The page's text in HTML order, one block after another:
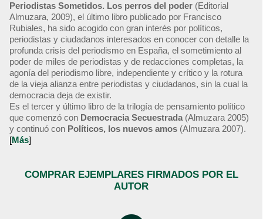
Periodistas Sometidos. Los perros del poder (Editorial
Almuzara, 2009), el último libro publicado por Francisco
Rubiales, ha sido acogido con gran interés por políticos,
periodistas y ciudadanos interesados en conocer con detalle la
profunda crisis del periodismo en España, el sometimiento al
poder de miles de periodistas y de redacciones completas, la
agonía del periodismo libre, independiente y crítico y la rotura
de la vieja alianza entre periodistas y ciudadanos, sin la cual la
democracia deja de existir.
Es el tercer y último libro de la trilogía de pensamiento político
que comenzó con Democracia Secuestrada (Almuzara 2005)
y continuó con Políticos, los nuevos amos (Almuzara 2007).
[Más]
COMPRAR EJEMPLARES FIRMADOS POR EL
AUTOR